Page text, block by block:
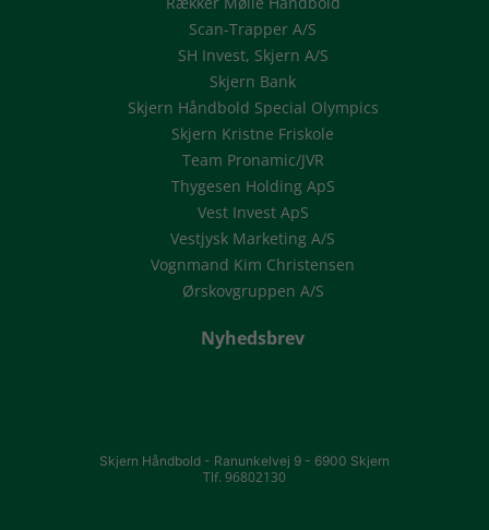
Scan-Trapper A/S
SH Invest, Skjern A/S
Skjern Bank
Skjern Håndbold Special Olympics
Skjern Kristne Friskole
Team Pronamic/JVR
Thygesen Holding ApS
Vest Invest ApS
Vestjysk Marketing A/S
Vognmand Kim Christensen
Ørskovgruppen A/S
Nyhedsbrev
Skjern Håndbold - Ranunkelvej 9 - 6900 Skjern
Tlf. 96802130